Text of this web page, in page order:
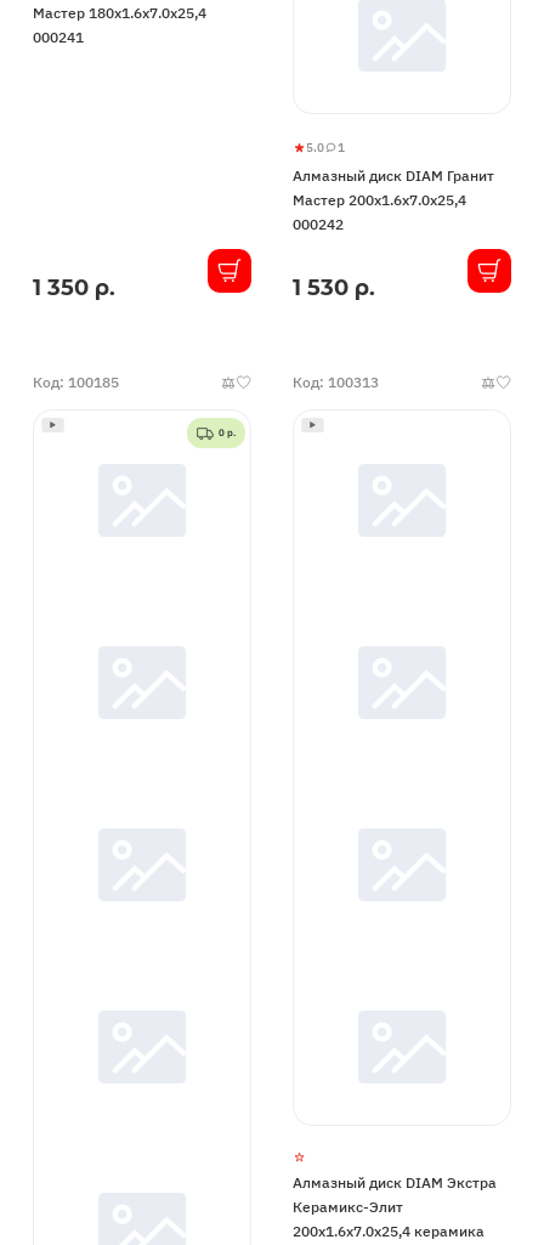
Мастер 180x1.6x7.0x25,4
000241
В1 350 р.
Алмазный
диск
DIAM
200x1.6x7.0x25,4
5.0
5
1 1
Алмазный диск DIAM Гранит
Мастер 200x1.6x7.0x25,4
000242
В1 530 р.
Код: 100185
0 р.
Код: 100313
Алмазный диск DIAM Экстра
Керамикс-Элит
200x1.6x7.0x25,4 керамика